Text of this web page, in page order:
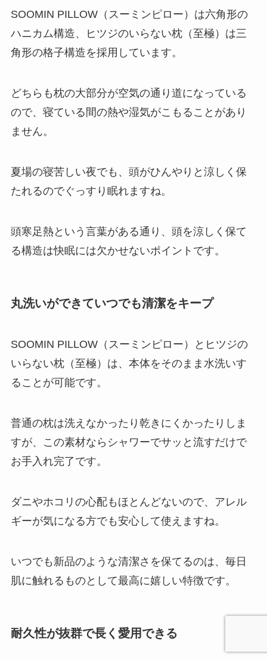
SOOMIN PILLOW（スーミンピロー）は六角形の
ハニカム構造、ヒツジのいらない枕（至極）は三
角形の格子構造を採用しています。
どちらも枕の大部分が空気の通り道になっている
ので、寝ている間の熱や湿気がこもることがあり
ません。
夏場の寝苦しい夜でも、頭がひんやりと涼しく保
たれるのでぐっすり眠れますね。
頭寒足熱という言葉がある通り、頭を涼しく保て
る構造は快眠には欠かせないポイントです。
丸洗いができていつでも清潔をキープ
SOOMIN PILLOW（スーミンピロー）とヒツジの
いらない枕（至極）は、本体をそのまま水洗いす
ることが可能です。
普通の枕は洗えなかったり乾きにくかったりしま
すが、この素材ならシャワーでサッと流すだけで
お手入れ完了です。
ダニやホコリの心配もほとんどないので、アレル
ギーが気になる方でも安心して使えますね。
いつでも新品のような清潔さを保てるのは、毎日
肌に触れるものとして最高に嬉しい特徴です。
耐久性が抜群で長く愛用できる